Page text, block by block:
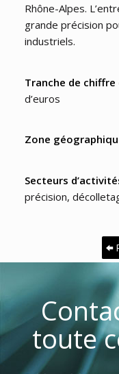
Rhône-Alpes.
grande précision
industriels.
Tranche de chiffre
d’euros
Zone
Secteurs
précision,
toute